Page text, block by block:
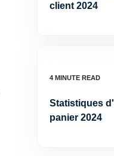
client 2024
Statistiques
panier 2024